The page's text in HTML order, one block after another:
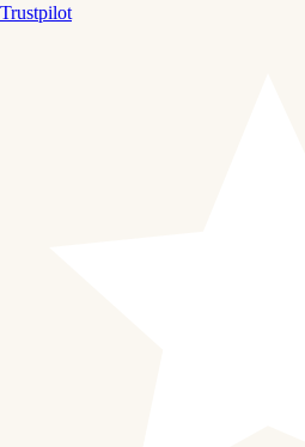
Trustpilot